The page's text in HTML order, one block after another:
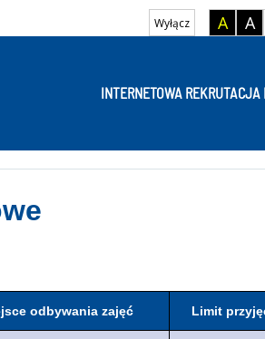
A
A
Wyłącz
INTERNETOWA
odbywania zajęć Limit